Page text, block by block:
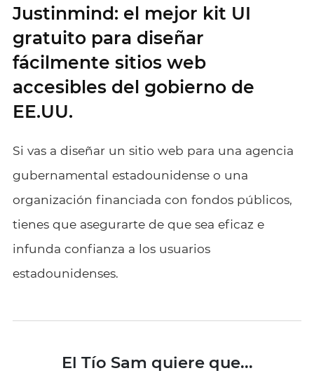
Justinmind: el mejor kit UI
gratuito para diseñar
fácilmente sitios web
accesibles del gobierno de
EE.UU.
Si vas a diseñar un sitio web para una agencia
gubernamental estadounidense o una
organización financiada con fondos públicos,
tienes que asegurarte de que sea eficaz e
infunda confianza a los usuarios
estadounidenses.
El Tío Sam quiere que...